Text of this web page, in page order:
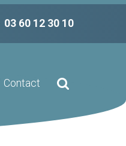
Contact
03 60 12 30 10